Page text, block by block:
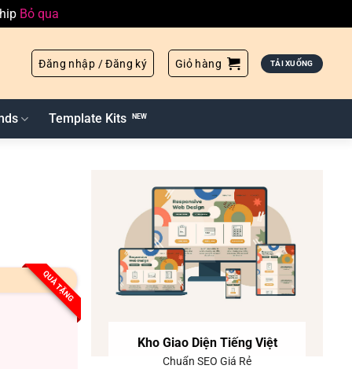
Bỏ qua
Đăng nhập / Đăng ký Giỏ hàng TẢI XUỐNG
Template Kits
QUÀ TẶNG
Kho Giao Diện Tiếng Việt
Chuẩn SEO Giá Rẻ